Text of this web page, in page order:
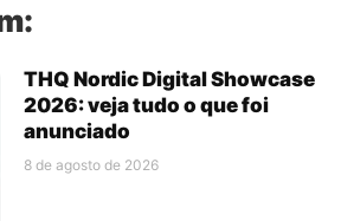
THQ Nordic Digital Showcase
2026: veja tudo o que foi
anunciado
8 de agosto de 2026